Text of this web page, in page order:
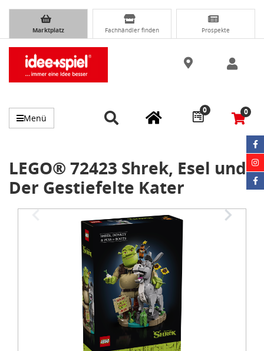
Marktplatz Fachhändler finden Prospekte
Menü
0 0
LEGO® 72423 Shrek, Esel und
Der Gestiefelte Kater